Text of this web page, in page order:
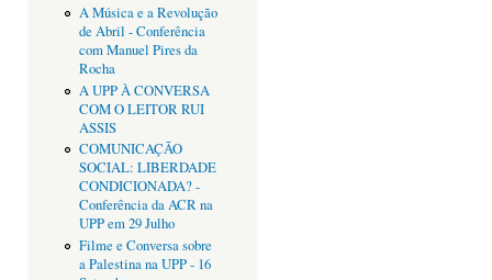
A Música e a Revolução
de Abril - Conferência
com Manuel Pires da
Rocha
A UPP À CONVERSA
COM O LEITOR RUI
ASSIS
COMUNICAÇÃO
SOCIAL: LIBERDADE
CONDICIONADA? -
Conferência da ACR na
UPP em 29 Julho
Filme e Conversa sobre
a Palestina na UPP - 16